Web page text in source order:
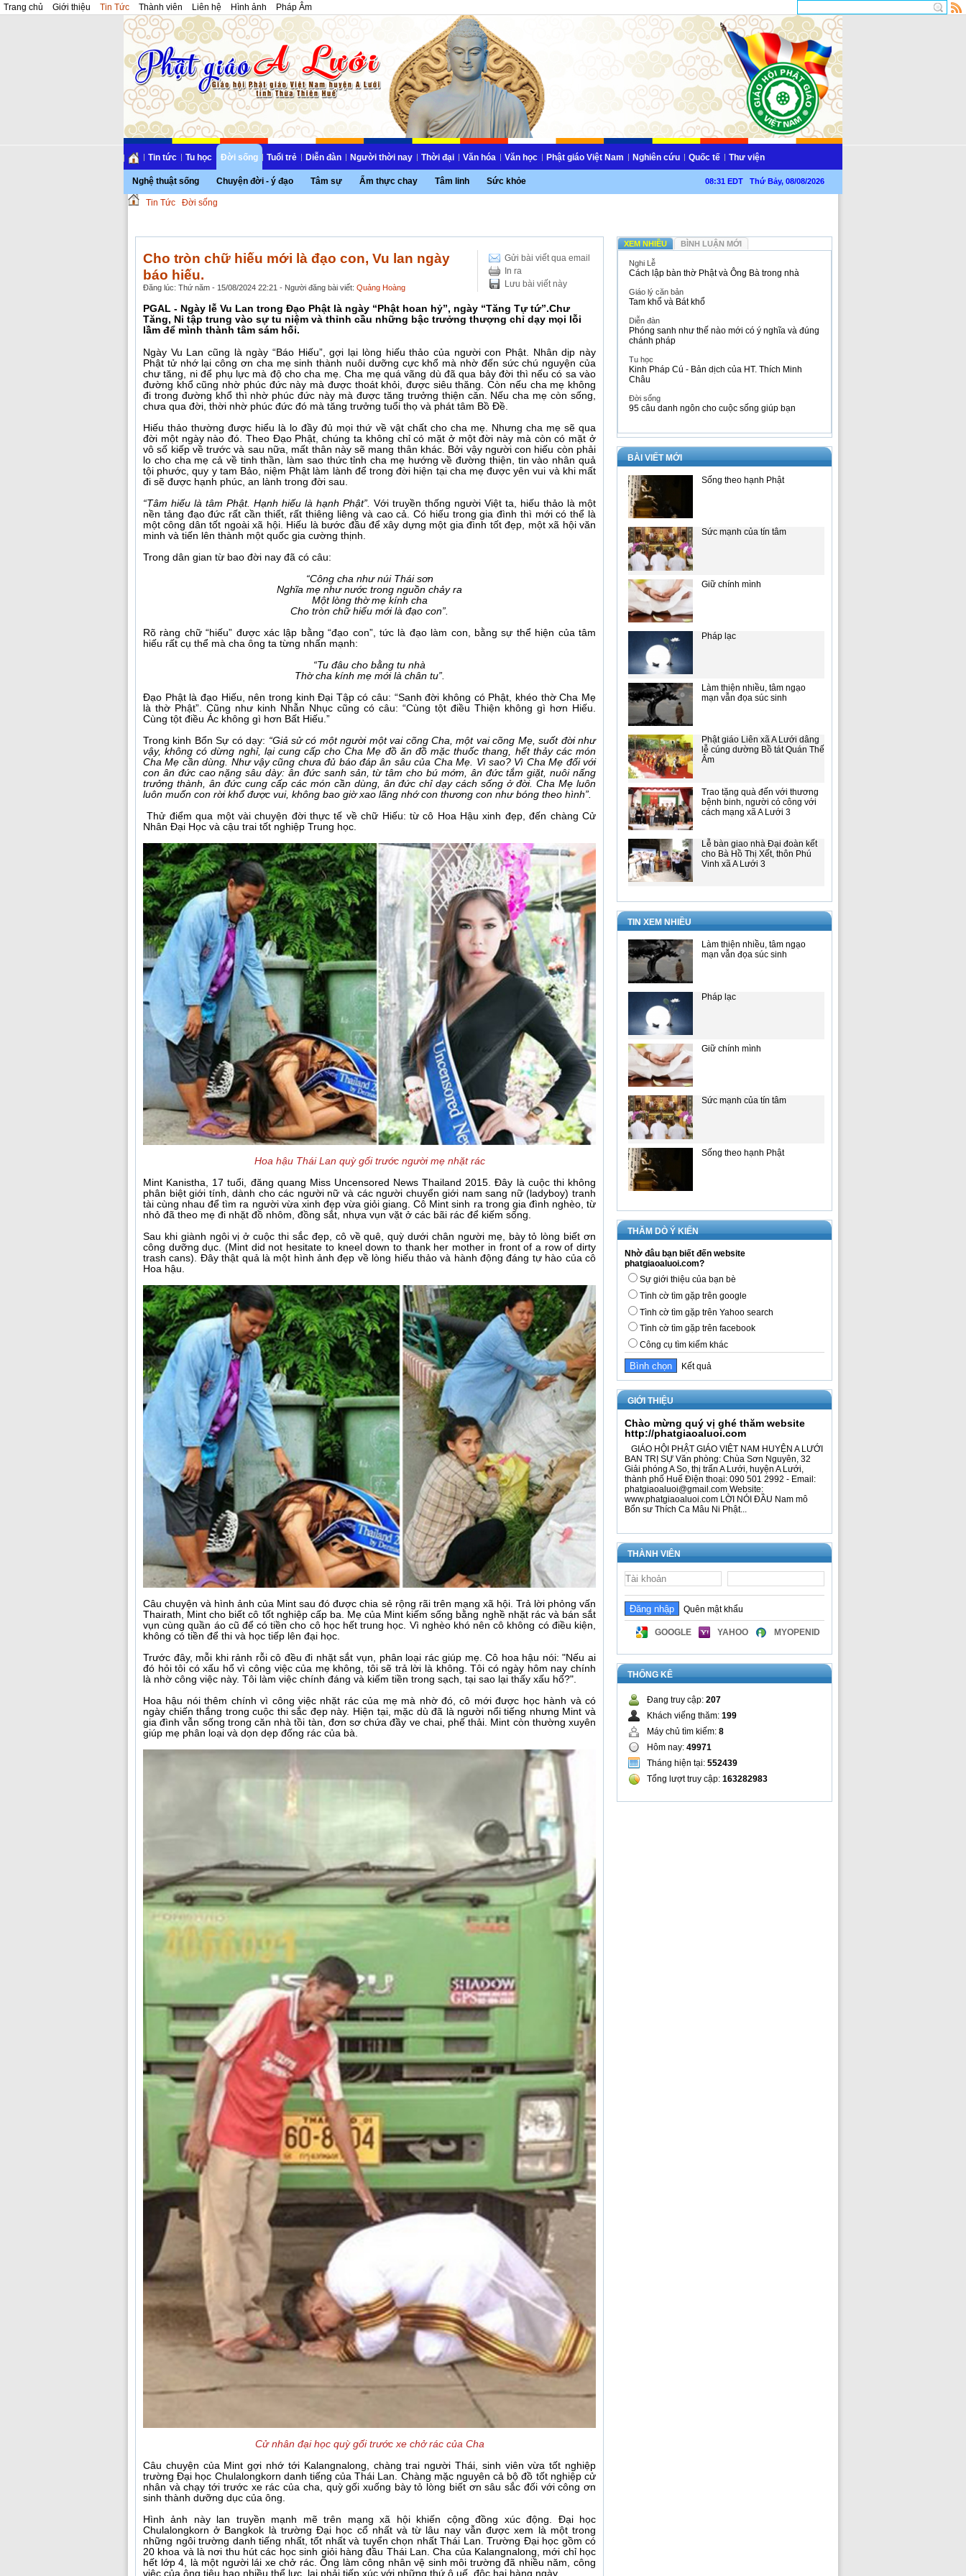
Trang chủ Giới thiệu Tin Tức Thành viên Liên hệ Hình ảnh Pháp Âm
Tin tức Tu học Đời sống
Nghệ thuật sống Chuyện đời - ý đạo Tâm sự Ẩm thực chay Tâm linh Sức khỏe
Tuổi trẻ Diễn đàn Người thời nay Thời đại Văn hóa Văn học Phật giáo Việt Nam Nghiên cứu Quốc tế Thư viện
08:32 EDT Thứ Bảy, 08/08/2026
Tin Tức Đời sống
Gửi bài viết qua email
In ra
Lưu bài viết này
Cho tròn chữ hiếu mới là đạo con, Vu lan ngày
báo hiếu.
Đăng lúc: Thứ năm - 15/08/2024 22:21 - Người đăng bài viết: Quảng Hoàng
PGAL - Ngày lễ Vu Lan trong Đạo Phật là ngày “Phật hoan hỷ”, ngày “Tăng Tự tứ”.Chư
Tăng, Ni tập trung vào sự tu niệm và thỉnh cầu những bậc trưởng thượng chỉ dạy mọi lỗi
lầm để mình thành tâm sám hối.
Ngày Vu Lan cũng là ngày “Báo Hiếu”, gợi lại lòng hiếu thảo của người con Phật. Nhân dịp này
Phật tử nhớ lại công ơn cha mẹ sinh thành nuôi dưỡng cực khổ mà nhờ đến sức chú nguyện của
chư tăng, ni để phụ lực mà độ cho cha mẹ. Cha mẹ quá vãng dù đã qua bảy đời thì nếu có sa vào
đường khổ cũng nhờ phúc đức này mà được thoát khỏi, được siêu thăng. Còn nếu cha mẹ không
đi trong đường khổ thì nhờ phúc đức này mà được tăng trưởng thiện căn. Nếu cha mẹ còn sống,
chưa qua đời, thời nhờ phúc đức đó mà tăng trưởng tuổi thọ và phát tâm Bồ Đề.
Hiếu thảo thường được hiểu là lo đầy đủ mọi thứ về vật chất cho cha mẹ. Nhưng cha mẹ sẽ qua
đời một ngày nào đó. Theo Đạo Phật, chúng ta không chỉ có mặt ở một đời này mà còn có mặt ở
vô số kiếp về trước và sau nữa, mất thân này sẽ mang thân khác. Bởi vậy người con hiếu còn phải
lo cho cha mẹ cả về tinh thần, làm sao thức tỉnh cha mẹ hướng về đường thiện, tin vào nhân quả
tội phước, quy y tam Bảo, niệm Phật làm lành để trong đời hiện tại cha mẹ được yên vui và khi mất
đi sẽ được hạnh phúc, an lành trong đời sau.
“Tâm hiếu là tâm Phật. Hạnh hiếu là hạnh Phật”. Với truyền thống người Việt ta, hiếu thảo là một
nền tảng đạo đức rất cần thiết, rất thiêng liêng và cao cả. Có hiếu trong gia đình thì mới có thể là
một công dân tốt ngoài xã hội. Hiếu là bước đầu để xây dựng một gia đình tốt đẹp, một xã hội văn
minh và tiến lên thành một quốc gia cường thịnh.
Trong dân gian từ bao đời nay đã có câu:
“Công cha như núi Thái sơn
Nghĩa mẹ như nước trong nguồn chảy ra
Một lòng thờ mẹ kính cha
Cho tròn chữ hiếu mới là đạo con”.
Rõ ràng chữ “hiếu” được xác lập bằng “đạo con”, tức là đạo làm con, bằng sự thể hiện của tâm
hiếu rất cụ thể mà cha ông ta từng nhấn mạnh:
“Tu đâu cho bằng tu nhà
Thờ cha kính mẹ mới là chân tu”.
Đạo Phật là đạo Hiếu, nên trong kinh Đại Tập có câu: “Sanh đời không có Phật, khéo thờ Cha Mẹ
là thờ Phật”. Cũng như kinh Nhẫn Nhục cũng có câu: “Cùng tột điều Thiện không gì hơn Hiếu.
Cùng tột điều Ác không gì hơn Bất Hiếu.”
Trong kinh Bổn Sự có dạy: “Giả sử có một người một vai cõng Cha, một vai cõng Mẹ, suốt đời như
vậy, không có dừng nghỉ, lại cung cấp cho Cha Mẹ đồ ăn đồ mặc thuốc thang, hết thảy các món
Cha Mẹ cần dùng. Như vậy cũng chưa đủ báo đáp ân sâu của Cha Mẹ. Vì sao? Vì Cha Mẹ đối với
con ân đức cao nặng sâu dày: ân đức sanh sản, từ tâm cho bú mớm, ân đức tắm giặt, nuôi nấng
trưởng thành, ân đức cung cấp các món cần dùng, ân đức chỉ dạy cách sống ở đời. Cha Mẹ luôn
luôn muốn con rời khổ được vui, không bao giờ xao lãng nhớ con thương con như bóng theo hình”.
Thử điểm qua một vài chuyện đời thực tế về chữ Hiếu: từ cô Hoa Hậu xinh đẹp, đến chàng Cử
Nhân Đại Học và cậu trai tốt nghiệp Trung học.
Hoa hậu Thái Lan quỳ gối trước người mẹ nhặt rác
Mint Kanistha, 17 tuổi, đăng quang Miss Uncensored News Thailand 2015. Đây là cuộc thi không
phân biệt giới tính, dành cho các người nữ và các người chuyển giới nam sang nữ (ladyboy) tranh
tài cùng nhau để tìm ra người vừa xinh đẹp vừa giỏi giang. Cô Mint sinh ra trong gia đình nghèo, từ
nhỏ đã theo mẹ đi nhặt đồ nhôm, đồng sắt, nhựa vụn vặt ở các bãi rác để kiếm sống.
Sau khi giành ngôi vị ở cuộc thi sắc đẹp, cô về quê, quỳ dưới chân người mẹ, bày tỏ lòng biết ơn
công dưỡng dục. (Mint did not hesitate to kneel down to thank her mother in front of a row of dirty
trash cans). Đây thật quả là một hình ảnh đẹp về lòng hiếu thảo và hành động đáng tự hào của cô
Hoa hậu.
Câu chuyện và hình ảnh của Mint sau đó được chia sẻ rộng rãi trên mạng xã hội. Trả lời phỏng vấn
Thairath, Mint cho biết cô tốt nghiệp cấp ba. Mẹ của Mint kiếm sống bằng nghề nhặt rác và bán sắt
vụn cùng quần áo cũ để có tiền cho cô học hết trung học. Vì nghèo khó nên cô không có điều kiện,
không có tiền để thi và học tiếp lên đại học.
Trước đây, mỗi khi rảnh rỗi cô đều đi nhặt sắt vụn, phân loại rác giúp mẹ. Cô hoa hậu nói: "Nếu ai
đó hỏi tôi có xấu hổ vì công việc của mẹ không, tôi sẽ trả lời là không. Tôi có ngày hôm nay chính
là nhờ công việc này. Tôi làm việc chính đáng và kiếm tiền trong sạch, tại sao lại thấy xấu hổ?".
Hoa hậu nói thêm chính vì công việc nhặt rác của mẹ mà nhờ đó, cô mới được học hành và có
ngày chiến thắng trong cuộc thi sắc đẹp này. Hiện tại, mặc dù đã là người nổi tiếng nhưng Mint và
gia đình vẫn sống trong căn nhà tồi tàn, đơn sơ chứa đầy ve chai, phế thải. Mint còn thường xuyên
giúp mẹ phân loại và dọn dẹp đống rác của bà.
Cử nhân đại học quỳ gối trước xe chở rác của Cha
Câu chuyện của Mint gợi nhớ tới Kalangnalong, chàng trai người Thái, sinh viên vừa tốt nghiệp
trường Đại học Chulalongkorn danh tiếng của Thái Lan. Chàng mặc nguyên cả bộ đồ tốt nghiệp cử
nhân và chạy tới trước xe rác của cha, quỳ gối xuống bày tỏ lòng biết ơn sâu sắc đối với công ơn
sinh thành dưỡng dục của ông.
Hình ảnh này lan truyền mạnh mẽ trên mạng xã hội khiến cộng đồng xúc động. Đại học
Chulalongkorn ở Bangkok là trường Đại học cổ nhất và từ lâu nay vẫn được xem là một trong
những ngôi trường danh tiếng nhất, tốt nhất và tuyển chọn nhất Thái Lan. Trường Đại học gồm có
20 khoa và là nơi thu hút các học sinh giỏi hàng đầu Thái Lan. Cha của Kalangnalong, mới chỉ học
hết lớp 4, là một người lái xe chở rác. Ông làm công nhân vệ sinh môi trường đã nhiều năm, công
việc của ông tiêu hao nhiều thể lực, lại phải tiếp xúc với những thứ ô uế, độc hại hàng ngày.
XEM NHIỀU BÌNH LUẬN MỚI
Nghi Lễ
Cách lập bàn thờ Phật và Ông Bà trong nhà
Giáo lý căn bản
Tam khổ và Bát khổ
Diễn đàn
Phóng sanh như thế nào mới có ý nghĩa và đúng
chánh pháp
Tu học
Kinh Pháp Cú - Bản dịch của HT. Thích Minh
Châu
Đời sống
95 câu danh ngôn cho cuộc sống giúp bạn
BÀI VIẾT MỚI
Sống theo hạnh Phật
Sức mạnh của tín tâm
Giữ chính mình
Pháp lạc
Làm thiện nhiều, tâm ngạo
mạn vẫn đọa súc sinh
Phật giáo Liên xã A Lưới dâng
lễ cúng dường Bồ tát Quán Thế
Âm
Trao tặng quà đến với thương
bệnh binh, người có công với
cách mạng xã A Lưới 3
Lễ bàn giao nhà Đại đoàn kết
cho Bà Hồ Thị Xết, thôn Phú
Vinh xã A Lưới 3
TIN XEM NHIỀU
Làm thiện nhiều, tâm ngạo
mạn vẫn đọa súc sinh
Pháp lạc
Giữ chính mình
Sức mạnh của tín tâm
Sống theo hạnh Phật
THĂM DÒ Ý KIẾN
Nhờ đâu bạn biết đến website
phatgiaoaluoi.com?
Sự giới thiệu của bạn bè
Tình cờ tìm gặp trên google
Tình cờ tìm gặp trên Yahoo search
Tình cờ tìm gặp trên facebook
Công cụ tìm kiếm khác
Kết quả
GIỚI THIỆU
Chào mừng quý vị ghé thăm website
http://phatgiaoaluoi.com
GIÁO HỘI PHẬT GIÁO VIỆT NAM HUYỆN A LƯỚI
BAN TRỊ SỰ Văn phòng: Chùa Sơn Nguyên, 32
Giải phóng A So, thị trấn A Lưới, huyện A Lưới,
thành phố Huế Điện thoại: 090 501 2992 - Email:
phatgiaoaluoi@gmail.com Website:
www.phatgiaoaluoi.com LỜI NÓI ĐẦU Nam mô
Bổn sư Thích Ca Mâu Ni Phật...
THÀNH VIÊN
Quên mật khẩu
GOOGLE YAHOO MYOPENID
THỐNG KÊ
Đang truy cập: 207
Khách viếng thăm: 199
Máy chủ tìm kiếm: 8
Hôm nay: 49971
Tháng hiện tại: 552439
Tổng lượt truy cập: 163282983